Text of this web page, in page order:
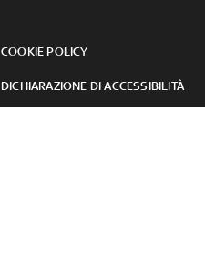
COOKIE POLICY
DICHIARAZIONE DI ACCESSIBILITÀ